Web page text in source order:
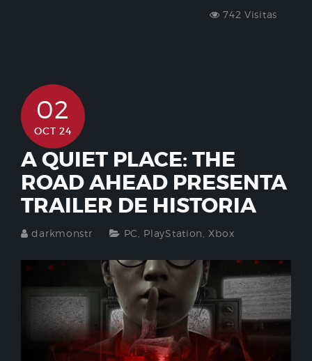
742 Visitas
02
OCT 24
A QUIET PLACE: THE
ROAD AHEAD PRESENTA
TRAILER DE HISTORIA
darkmonstr PC PlayStation Xbox